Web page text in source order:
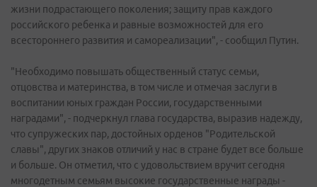
жизни подрастающего поколения; защиту прав каждого
российского ребенка и равные возможностей для его
всестороннего развития и самореализации", - сообщил Путин.
"Необходимо повышать общественный статус семьи,
отцовства и материнства, в том числе и отмечая заслуги в
воспитании юных граждан России, государственными
наградами", - подчеркнул глава государства, выразив надежду,
что супружеских пар, достойных орденов "Родительской
славы", других знаков отличий у нас в стране будет все больше
и больше. Он отметил, что с удовольствием вручит сегодня
многодетным семьям высокие государственные награды -